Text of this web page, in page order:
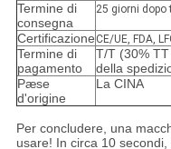
Termine di
consegna
25 giorni
Certificazione CE/UE, FDA,
Termine di
pagamento
T/T (30%
della
Pæse
d'origine
La CINA
Per concludere, una
usare! In circa 10